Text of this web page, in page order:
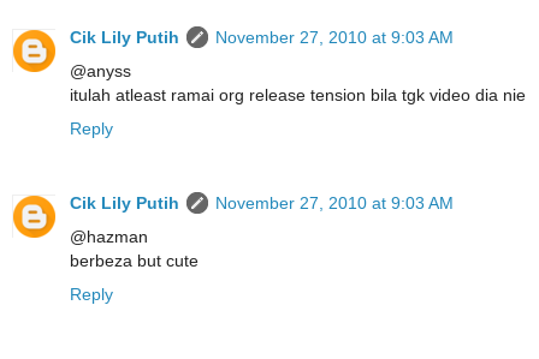
Cik Lily Putih
November 27, 2010 at 9:03 AM
@anyss
itulah atleast ramai org release tension bila tgk video dia nie
Reply
Cik Lily Putih
November 27, 2010 at 9:03 AM
@hazman
berbeza but cute
Reply